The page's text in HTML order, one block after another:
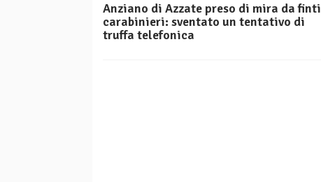
Anziano di Azzate preso di mira da finti
carabinieri: sventato un tentativo di
truffa telefonica